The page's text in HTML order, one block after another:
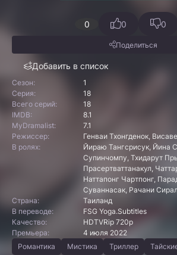
0
Добавить в список
0 0
Поделиться
Сезон:
1
Серия:
18
Всего серий:
18
IMDB:
8.1
MyDramalist:
7.1
Режиссер:
Генваи Тхонгденок,
В ролях:
Йираю Тангсрисук, Йина
Супинчомпу, Тхидарут
Прасертваттанакул,
Наттапонг Чартпонг,
Суваннасак, Рачани
Страна:
Таиланд
В переводе:
FSG Yoga.Subtitles
Качество:
HDTVRip 720p
Премьера:
4 июля 2022
Романтика
Мистика Триллер